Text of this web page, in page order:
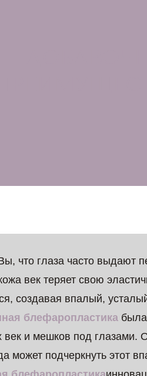
что глаза часто выдают
век теряет свою
создавая впалый,
блефаропластика
и мешков под глазами.
может подчеркнуть этот